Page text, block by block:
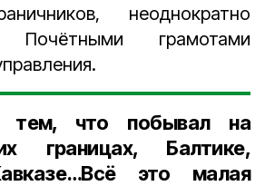
неоднократно
грамотами
тем, что побывал на
границах, Балтике,
это малая